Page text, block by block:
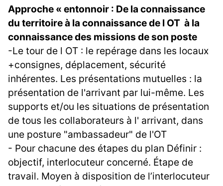
Approche « entonnoir : De la connaissance
du territoire à la connaissance de l OT à la
connaissance des missions de son poste
-Le tour de l OT : le repérage dans les locaux
+consignes, déplacement, sécurité
inhérentes. Les présentations mutuelles : la
présentation de l'arrivant par lui-même. Les
supports et/ou les situations de présentation
de tous les collaborateurs à l' arrivant, dans
une posture "ambassadeur" de l'OT
- Pour chacune des étapes du plan Définir :
objectif, interlocuteur concerné. Étape de
travail. Moyen à disposition de l’interlocuteur